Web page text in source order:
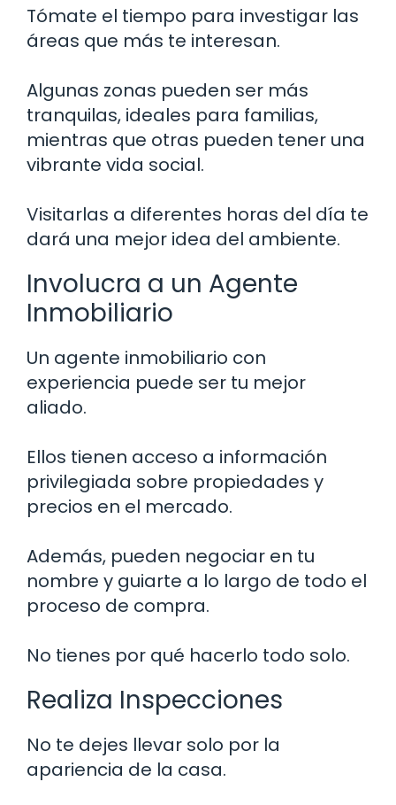
Tómate el tiempo para investigar las
áreas que más te interesan.
Algunas zonas pueden ser más
tranquilas, ideales para familias,
mientras que otras pueden tener una
vibrante vida social.
Visitarlas a diferentes horas del día te
dará una mejor idea del ambiente.
Involucra a un Agente
Inmobiliario
Un agente inmobiliario con
experiencia puede ser tu mejor
aliado.
Ellos tienen acceso a información
privilegiada sobre propiedades y
precios en el mercado.
Además, pueden negociar en tu
nombre y guiarte a lo largo de todo el
proceso de compra.
No tienes por qué hacerlo todo solo.
Realiza Inspecciones
No te dejes llevar solo por la
apariencia de la casa.